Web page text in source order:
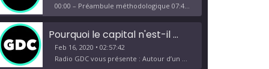
00:00 – Préambule méthodologique 07:45 – À propos de la crise du Capital en domination réelle 38:10 – Planche à billets 41:08 – Crise bancaire 43:57 – Restructuration 47:14 – Écrasement du prolétariat 59:25 – Pourquoi lutter 01:07:18 – Destructions 01:12:41 – Hautes technologies 01:16:18 – Démocratie 01:18:31 – Écologie…
Pourquoi le capital n'est-il pas immortel ? – Autour d'un rendez-vous radical avec l'histoire
Feb 16, 2020 • 02:57:42
Radio GDC vous présente : Autour d’un rendez-vous radical avec l’histoire réelle, avec pour sujet : Pourquoi le Capital n’est-il pas immortel ? Intervenants : Charles, Marwan, Thibaud, Eloïse et Francis Cousin Émission du Dimanche 16 Février 2020 Texte en préambule Une formation sociale ne disparaît jamais avant que soient développées toutes les…